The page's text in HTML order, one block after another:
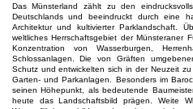
Das Münsterland zählt zu den
Deutschlands und beeindruckt durch eine
Architektur und kultivierter Parklandschaft.
weltliches Herrschaftsgebiet der Münsteraner
Konzentration von Wasserburgen,
Schlossanlagen. Die von Gräften
Schutz und entwickelten sich in der Neuzeit
Garten- und Parkanlagen. Besonders im
seinen Höhepunkt, als bedeutende
heute das Landschaftsbild prägen. Weite